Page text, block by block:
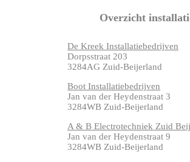
Overzicht
De Kreek Installatiebedrijven
Dorpsstraat 203
3284AG Zuid-Beijerland
Boot Installatiebedrijven
Jan van der Heydenstraat 3
3284WB Zuid-Beijerland
A & B Electrotechniek Zuid
Jan van der Heydenstraat 9
3284WB Zuid-Beijerland